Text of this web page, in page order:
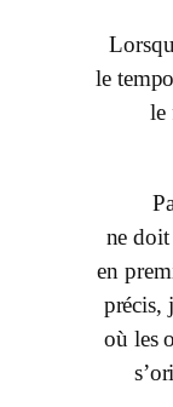
le
le
ne
en
précis,
où les